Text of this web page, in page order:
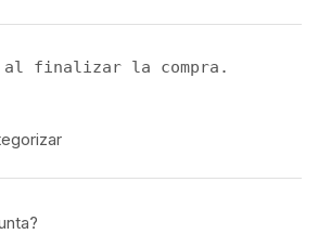
al finalizar la compra.